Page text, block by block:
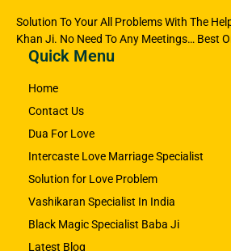
Solution To Your All Problems With The
Khan Ji. No Need To Any Meetings… Best
Quick Menu
Home
Contact Us
Dua For Love
Intercaste Love Marriage Specialist
Solution for Love Problem
Vashikaran Specialist In India
Black Magic Specialist Baba Ji
Latest Blog